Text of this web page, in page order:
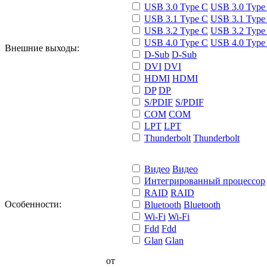
Внешние выходы:
USB 3.0 Type C USB 3.0 Type
USB 3.1 Type C USB 3.1 Type
USB 3.2 Type C USB 3.2 Type
USB 4.0 Type C USB 4.0 Type
D-Sub D-Sub
DVI DVI
HDMI HDMI
DP DP
S/PDIF S/PDIF
COM COM
LPT LPT
Thunderbolt Thunderbolt
Особенности:
Видео Видео
Интегрированный процессор
RAID RAID
Bluetooth Bluetooth
Wi-Fi Wi-Fi
Fdd Fdd
Glan Glan
от